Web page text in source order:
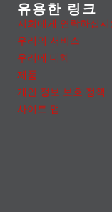
유용한 링크
저희에게 연락하십시
우리의 서비스
우리에 대해
제품
개인 정보 보호 정책
사이트 맵